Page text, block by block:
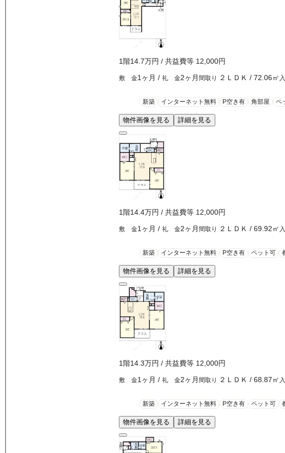
1階14.7万円 / 共益費等 12,000円
敷 金1ヶ月 / 礼 金2ヶ月 間取り ２ＬＤＫ / 72.06㎡
新築 インターネット無料 P空き有 角部屋 ペ
物件画像を見る 詳細を見る
1階14.4万円 / 共益費等 12,000円
敷 金1ヶ月 / 礼 金2ヶ月 間取り ２ＬＤＫ / 69.92㎡
新築 インターネット無料 P空き有 ペット可
物件画像を見る 詳細を見る
1階14.3万円 / 共益費等 12,000円
敷 金1ヶ月 / 礼 金2ヶ月 間取り ２ＬＤＫ / 68.87㎡
新築 インターネット無料 P空き有 ペット可
物件画像を見る 詳細を見る